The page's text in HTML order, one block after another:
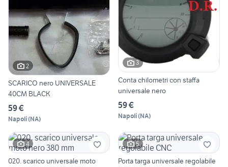
2
SCARICO nero UNIVERSALE
40CM BLACK
59 €
Napoli(NA)
3
Conta chilometri con staffa
universale nero
59 €
Napoli(NA)
4
020. scarico universale moto
5
Porta targa universale regolabile